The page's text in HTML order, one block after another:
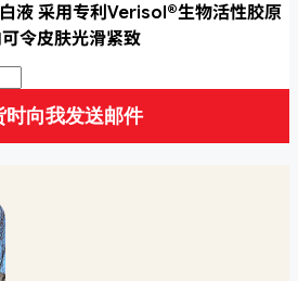
液 采用专利Verisol®生物活性胶原
令皮肤光滑紧致
时向我发送邮件